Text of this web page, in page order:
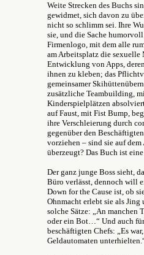
Weite Strecken des Buchs
gewidmet, sich davon zu
nicht so schlimm sei. Ihre
sie, und die Sache
Firmenlogo, mit dem alle
am Arbeitsplatz die sexuelle
Entwicklung von Apps,
ihnen zu kleben; das
gemeinsamer
zusätzliche Teambuilding,
Kinderspielplätzen
auf Faust, mit Fist Bump,
ihre Verschleierung durch
gegenüber den
vorziehen – sind sie auf
überzeugt? Das Buch ist
Der ganz junge Boss sieht,
Büro verlässt, dennoch will
Down for the Cause ist, ob
Ohnmacht erlebt sie als
solche Sätze: „An manchen
oder ein Bot…“ Und auch
beschäftigten Chefs: „Es
Geldautomaten